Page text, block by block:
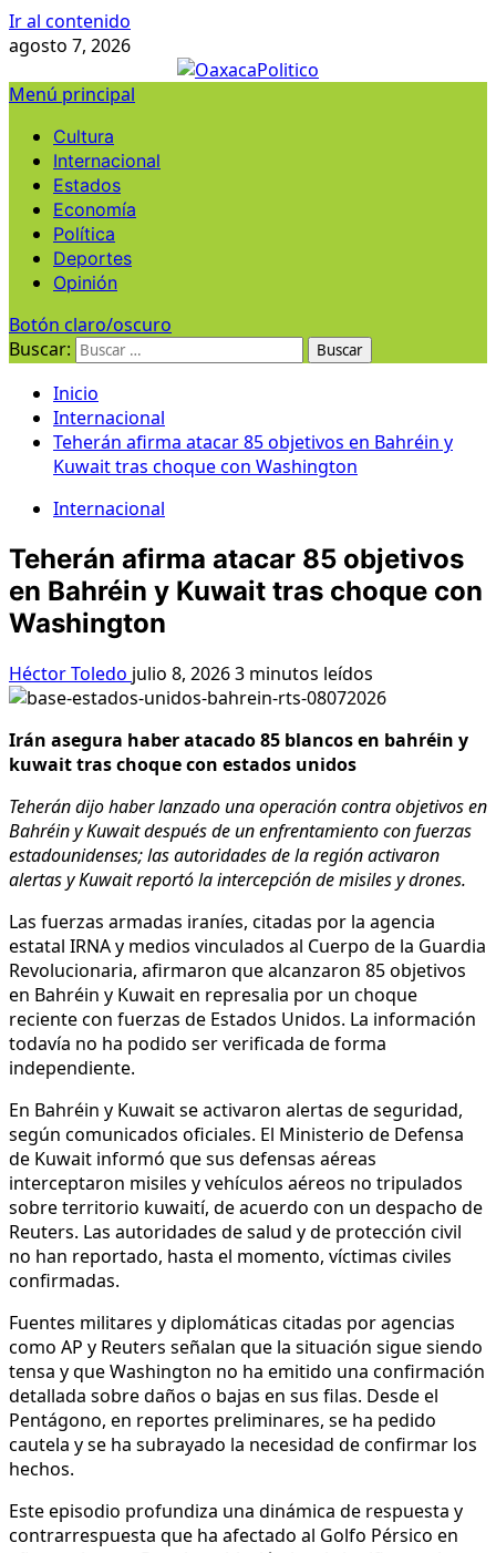
Ir al contenido
agosto 7, 2026
Menú principal
Cultura
Internacional
Estados
Economía
Política
Deportes
Opinión
Botón claro/oscuro
Buscar:
Inicio
Internacional
Teherán afirma atacar 85 objetivos en Bahréin y
Kuwait tras choque con Washington
Internacional
Teherán afirma atacar 85 objetivos
en Bahréin y Kuwait tras choque con
Washington
Héctor Toledo julio 8, 20263 minutos leídos
Irán asegura haber atacado 85 blancos en bahréin y
kuwait tras choque con estados unidos
Teherán dijo haber lanzado una operación contra objetivos en
Bahréin y Kuwait después de un enfrentamiento con fuerzas
estadounidenses; las autoridades de la región activaron
alertas y Kuwait reportó la intercepción de misiles y drones.
Las fuerzas armadas iraníes, citadas por la agencia
estatal IRNA y medios vinculados al Cuerpo de la Guardia
Revolucionaria, afirmaron que alcanzaron 85 objetivos
en Bahréin y Kuwait en represalia por un choque
reciente con fuerzas de Estados Unidos. La información
todavía no ha podido ser verificada de forma
independiente.
En Bahréin y Kuwait se activaron alertas de seguridad,
según comunicados oficiales. El Ministerio de Defensa
de Kuwait informó que sus defensas aéreas
interceptaron misiles y vehículos aéreos no tripulados
sobre territorio kuwaití, de acuerdo con un despacho de
Reuters. Las autoridades de salud y de protección civil
no han reportado, hasta el momento, víctimas civiles
confirmadas.
Fuentes militares y diplomáticas citadas por agencias
como AP y Reuters señalan que la situación sigue siendo
tensa y que Washington no ha emitido una confirmación
detallada sobre daños o bajas en sus filas. Desde el
Pentágono, en reportes preliminares, se ha pedido
cautela y se ha subrayado la necesidad de confirmar los
hechos.
Este episodio profundiza una dinámica de respuesta y
contrarrespuesta que ha afectado al Golfo Pérsico en